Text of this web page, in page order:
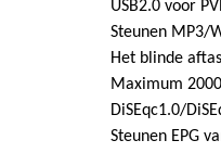
USB2.0 voor
Steunen MP3/
Het blinde
Maximum
DiSEqc1.0/
Steunen EPG